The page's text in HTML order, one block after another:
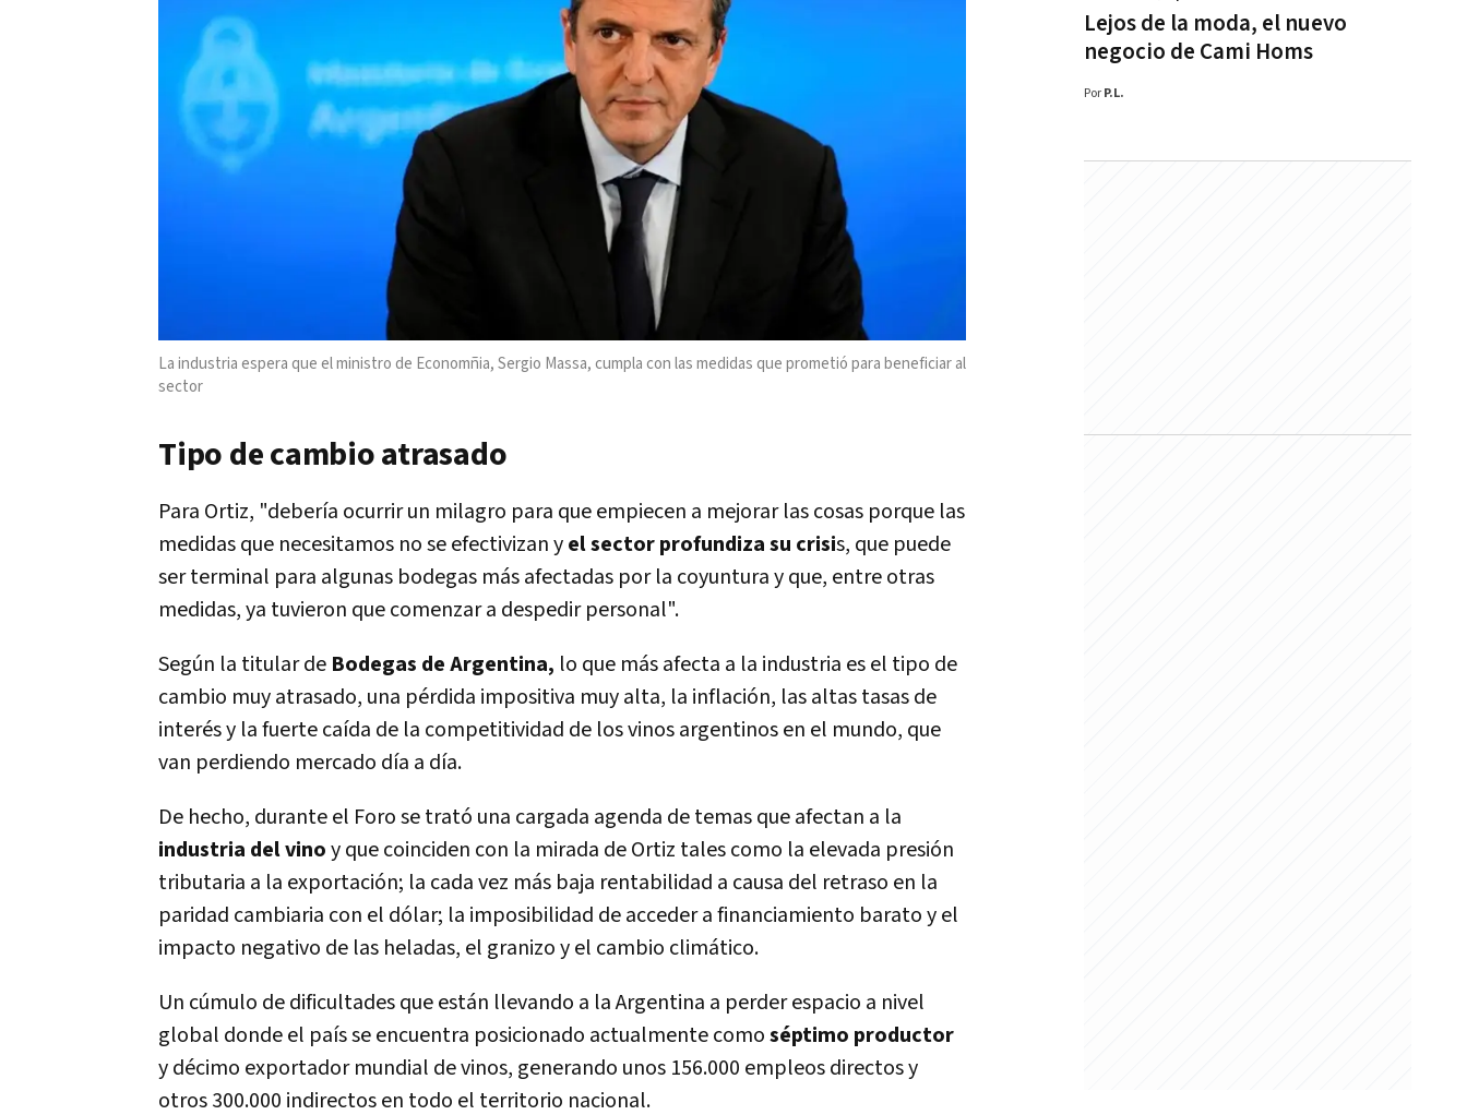
La industria espera que el ministro de Economñia, Sergio Massa, cumpla con las medidas que prometió para beneficiar al
sector
Tipo de cambio atrasado
Para Ortiz, "debería ocurrir un milagro para que empiecen a mejorar las cosas porque las
medidas que necesitamos no se efectivizan yel sector profundiza su crisis, que puede
ser terminal para algunas bodegas más afectadas por la coyuntura y que, entre otras
medidas, ya tuvieron que comenzar a despedir personal".
Según la titular de Bodegas de Argentina, lo que más afecta a la industria es el tipo de
cambio muy atrasado, una pérdida impositiva muy alta, la inflación, las altas tasas de
interés y la fuerte caída de la competitividad de los vinos argentinos en el mundo, que
van perdiendo mercado día a día.
De hecho, durante el Foro se trató una cargada agenda de temas que afectan a la
industria del vinoy que coinciden con la mirada de Ortiz tales como la elevada presión
tributaria a la exportación; la cada vez más baja rentabilidad a causa del retraso en la
paridad cambiaria con el dólar; la imposibilidad de acceder a financiamiento barato y el
impacto negativo de las heladas, el granizo y el cambio climático.
Un cúmulo de dificultades que están llevando a la Argentina a perder espacio a nivel
global donde el país se encuentra posicionado actualmente comoséptimo productor
y décimo exportador mundial de vinos, generando unos 156.000 empleos directos y
otros 300.000 indirectos en todo el territorio nacional.
Lejos de la moda, el nuevo
negocio de Cami Homs
Por P.L.